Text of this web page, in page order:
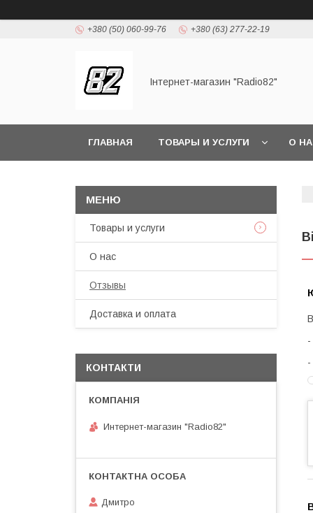
+380 (50) 060-99-76 +380 (63) 277-22-19
Інтернет-магазин "Radio82"
ГЛАВНАЯ ТОВАРЫ И УСЛУГИ О
Товары и услуги
О нас
Отзывы
Доставка и оплата
КОНТАКТИ
Интернет-магазин "Radio82"
Дмитро